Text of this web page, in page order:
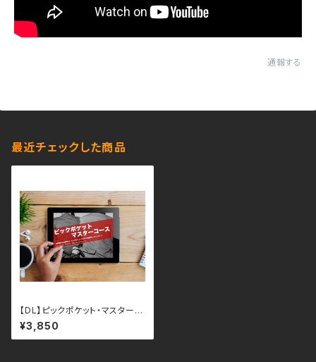
通報する
最近チェックした商品
【DL】ピックポケット・マスターコ
ース：セクション５（日本語字幕）
¥3,850